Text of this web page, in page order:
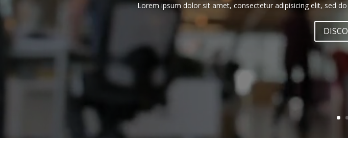
Lorem ipsum dolor sit amet, consectetur adipisicing elit, sed